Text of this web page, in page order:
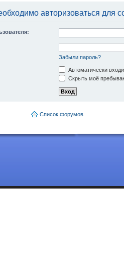
авторизоваться для
Забыли пароль?
Автоматически
Скрыть моё
Список форумов